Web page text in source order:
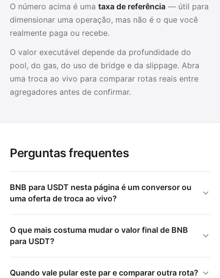
O número acima é uma taxa de referência — útil para
dimensionar uma operação, mas não é o que você
realmente paga ou recebe.
O valor executável depende da profundidade do
pool, do gas, do uso de bridge e da slippage. Abra
uma troca ao vivo para comparar rotas reais entre
agregadores antes de confirmar.
Perguntas frequentes
BNB para USDT nesta página é um conversor ou
uma oferta de troca ao vivo?
O que mais costuma mudar o valor final de BNB
para USDT?
Quando vale pular este par e comparar outra rota?